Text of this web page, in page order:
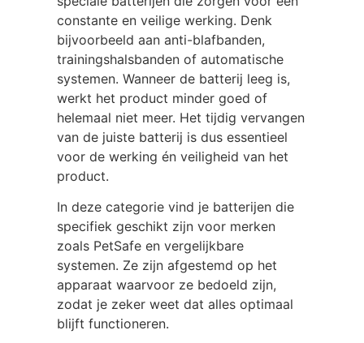
constante en veilige werking. Denk
bijvoorbeeld aan anti-blafbanden,
trainingshalsbanden of automatische
systemen. Wanneer de batterij leeg is,
werkt het product minder goed of
helemaal niet meer. Het tijdig vervangen
van de juiste batterij is dus essentieel
voor de werking én veiligheid van het
product.
In deze categorie vind je batterijen die
specifiek geschikt zijn voor merken
zoals PetSafe en vergelijkbare
systemen. Ze zijn afgestemd op het
apparaat waarvoor ze bedoeld zijn,
zodat je zeker weet dat alles optimaal
blijft functioneren.